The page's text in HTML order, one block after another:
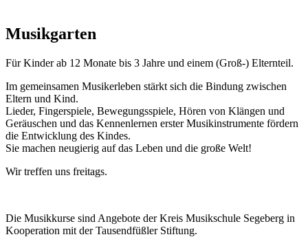
Musikgarten
Für Kinder ab 12 Monate bis 3 Jahre und einem (Groß-) Elternteil.
Im gemeinsamen Musikerleben stärkt sich die Bindung zwischen
Eltern und Kind.
Lieder, Fingerspiele, Bewegungsspiele, Hören von Klängen und
Geräuschen und das Kennenlernen erster Musikinstrumente fördern
die Entwicklung des Kindes.
Sie machen neugierig auf das Leben und die große Welt!
Wir treffen uns freitags.
Die Musikkurse sind Angebote der Kreis Musikschule Segeberg in
Kooperation mit der Tausendfüßler Stiftung.